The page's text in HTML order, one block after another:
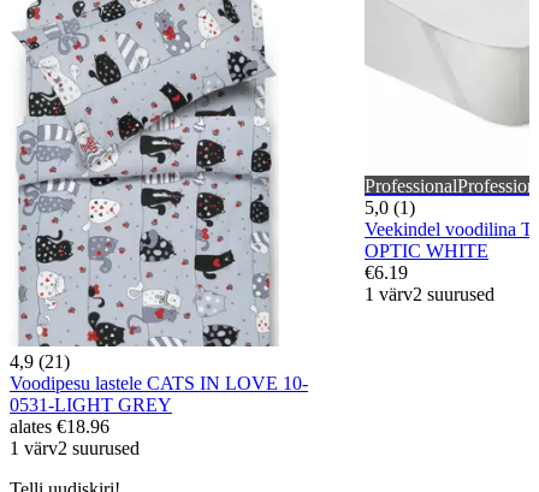
4,9 (21)
Voodipesu lastele CATS IN LOVE 10-
0531-LIGHT GREY
alates €18.96
1 värv2 suurused
Professional
5,0 (1)
Veekindel voodilina
OPTIC WHITE
€6.19
1 värv2 suurused